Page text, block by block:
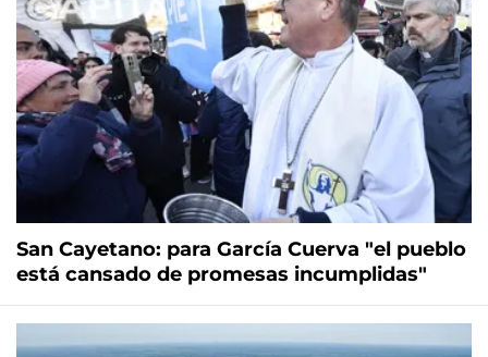
San Cayetano: para García Cuerva "el pueblo
está cansado de promesas incumplidas"